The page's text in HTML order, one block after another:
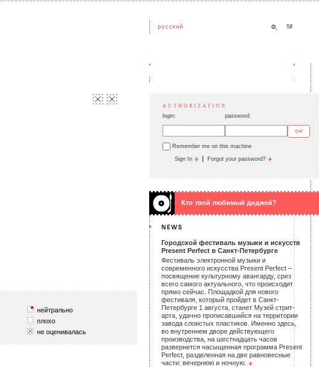
нейтрально
плохо
не оценивалась
AUTHORIZATION
login: password:
Remember me on this machine
Sign In | Forgot your password?
Кто твой любимый диджей?
Городской фестиваль музыки и искусств
Present Perfect в Санкт-Петербурге
Фестиваль электронной музыки и
современного искусства Present Perfect –
посвящение культурному авангарду, срез
всего самого актуального, что происходит
прямо сейчас. Площадкой для нового
фестиваля, который пройдет в Санкт-
Петербурге 1 августа, станет Музей стрит-
арта, удачно прописавшийся на территории
завода слоистых пластиков. Именно здесь,
во внутреннем дворе действующего
производства, на шестнадцать часов
развернется насыщенная программа Present
Perfect, разделенная на две равновесные
части: вечернюю и ночную.